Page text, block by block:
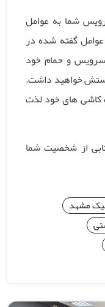
شما به عوامل
گفته شده در
سرویس و حمام خود
خواهید داشت.
کاشی های خود لذت
از شخصیت شما
مشهد